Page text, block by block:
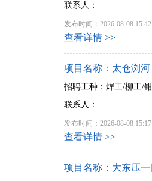
联系人：
发布时间：2026-08-08
查看详情 >>
项目名称：太仓浏
招聘工种：焊工/柳工/
联系人：
发布时间：2026-08-08
查看详情 >>
项目名称：大东压